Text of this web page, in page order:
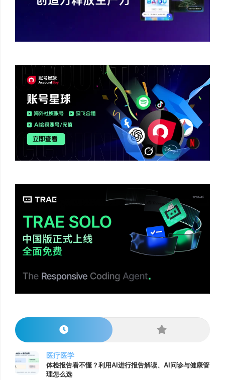
医疗医学
体检报告看不懂？利用AI进行报告解读、AI问诊与健康管
理怎么选